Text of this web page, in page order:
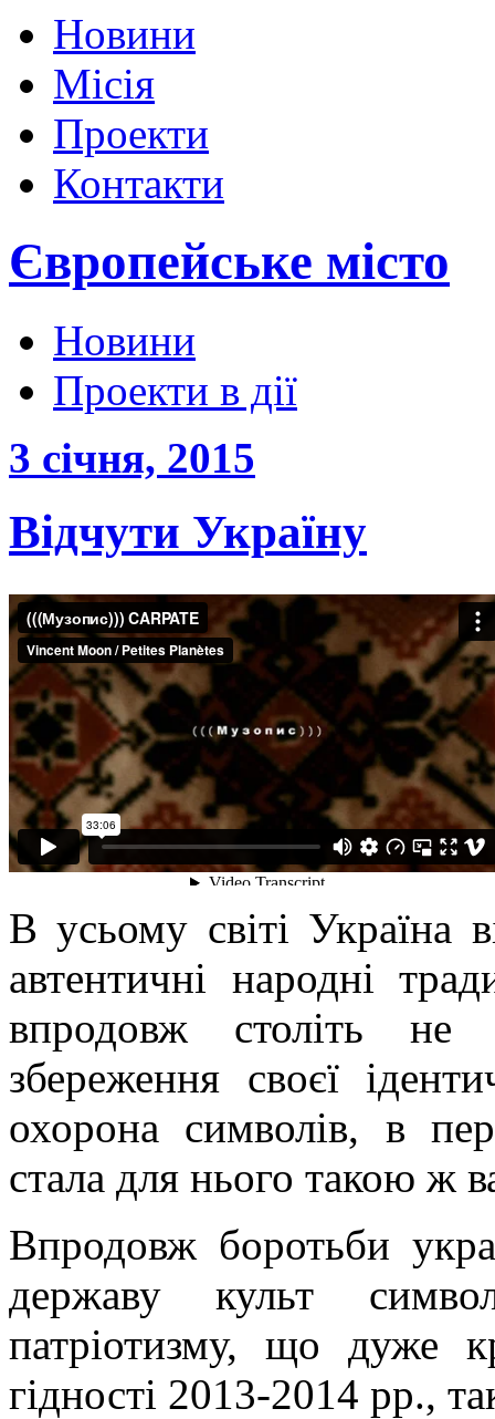
Новини
Місія
Проекти
Контакти
Європейське місто
Новини
Проекти в дії
3 січня, 2015
Відчути Україну
В усьому світі Україна
автентичні народні
впродовж століть
збереження своєї
охорона символів, в
стала для нього такою ж
Впродовж боротьби
державу культ
патріотизму, що дуже
гідності 2013-2014 рр.,